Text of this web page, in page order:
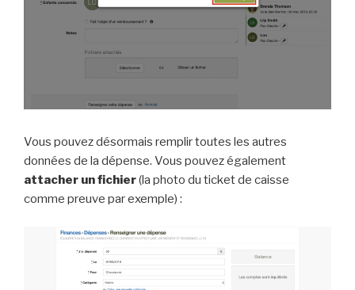
Vous pouvez désormais remplir toutes les autres
données de la dépense. Vous pouvez également
attacher un fichier(la photo du ticket de caisse
comme preuve par exemple) :